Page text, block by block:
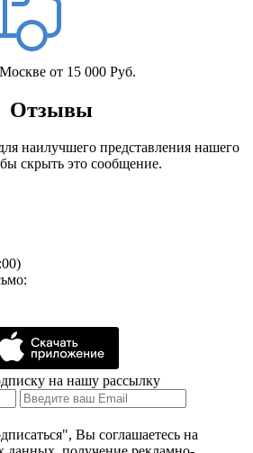
от 15 000 Руб.
Отзывы
наилучшего представления нашего
скрыть это сообщение.
на нашу рассылку
Вы соглашаетесь на